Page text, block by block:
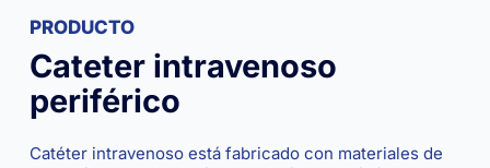
PRODUCTO
Cateter intravenoso
periférico
Catéter intravenoso está fabricado con materiales de